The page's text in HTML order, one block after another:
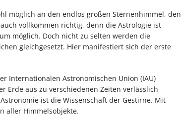
möglich an den endlos großen Sternenhimmel, den
vollkommen richtig, denn die Astrologie ist
möglich. Doch nicht zu selten werden die
gleichgesetzt. Hier manifestiert sich der erste
Internationalen Astronomischen Union (IAU)
Erde aus zu verschiedenen Zeiten verlässlich
ist die Wissenschaft der Gestirne. Mit
aller Himmelsobjekte.